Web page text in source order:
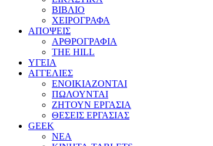
ΒΙΒΛΙΟ
ΧΕΙΡΟΓΡΑΦΑ
ΑΠΟΨΕΙΣ
ΑΡΘΡΟΓΡΑΦΙΑ
THE HILL
ΥΓΕΙΑ
ΑΓΓΕΛΙΕΣ
ΕΝΟΙΚΙΑΖΟΝΤΑΙ
ΠΩΛΟΥΝΤΑΙ
ΖΗΤΟΥΝ ΕΡΓΑΣΙΑ
ΘΕΣΕΙΣ ΕΡΓΑΣΙΑΣ
GEEK
ΝΕΑ